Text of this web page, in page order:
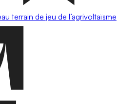
terrain de jeu de l’agrivoltaïsme